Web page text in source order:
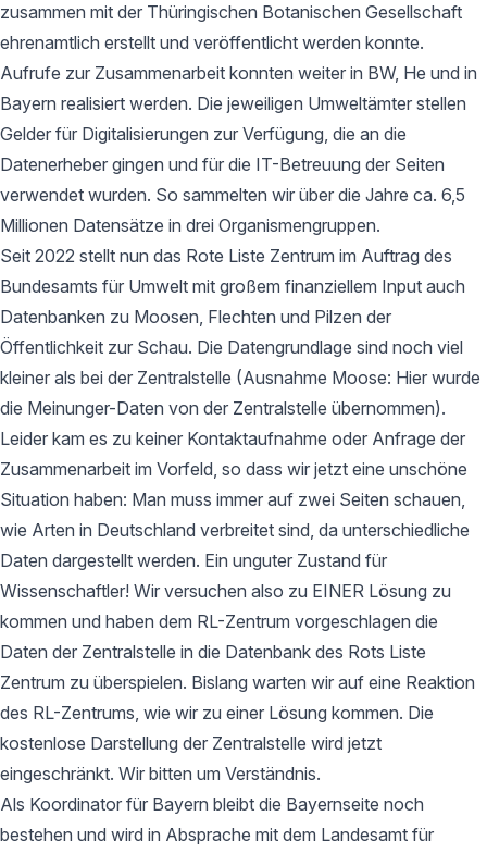
zusammen mit der Thüringischen Botanischen Gesellschaft
ehrenamtlich erstellt und veröffentlicht werden konnte.
Aufrufe zur Zusammenarbeit konnten weiter in BW, He und in
Bayern realisiert werden. Die jeweiligen Umweltämter stellen
Gelder für Digitalisierungen zur Verfügung, die an die
Datenerheber gingen und für die IT-Betreuung der Seiten
verwendet wurden. So sammelten wir über die Jahre ca. 6,5
Millionen Datensätze in drei Organismengruppen.
Seit 2022 stellt nun das Rote Liste Zentrum im Auftrag des
Bundesamts für Umwelt mit großem finanziellem Input auch
Datenbanken zu Moosen, Flechten und Pilzen der
Öffentlichkeit zur Schau. Die Datengrundlage sind noch viel
kleiner als bei der Zentralstelle (Ausnahme Moose: Hier wurde
die Meinunger-Daten von der Zentralstelle übernommen).
Leider kam es zu keiner Kontaktaufnahme oder Anfrage der
Zusammenarbeit im Vorfeld, so dass wir jetzt eine unschöne
Situation haben: Man muss immer auf zwei Seiten schauen,
wie Arten in Deutschland verbreitet sind, da unterschiedliche
Daten dargestellt werden. Ein unguter Zustand für
Wissenschaftler! Wir versuchen also zu EINER Lösung zu
kommen und haben dem RL-Zentrum vorgeschlagen die
Daten der Zentralstelle in die Datenbank des Rots Liste
Zentrum zu überspielen. Bislang warten wir auf eine Reaktion
des RL-Zentrums, wie wir zu einer Lösung kommen. Die
kostenlose Darstellung der Zentralstelle wird jetzt
eingeschränkt. Wir bitten um Verständnis.
Als Koordinator für Bayern bleibt die Bayernseite noch
bestehen und wird in Absprache mit dem Landesamt für